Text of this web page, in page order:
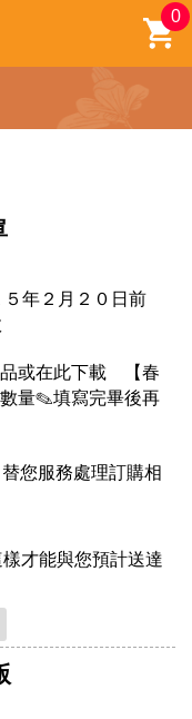
0
年２月２０日前
品或在此下載 【春
量✎填寫完畢後再
您服務處理訂購相
才能與您預計送達